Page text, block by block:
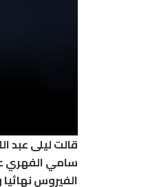
قالت ليلى عبد
سامي الفهري
الفيروس